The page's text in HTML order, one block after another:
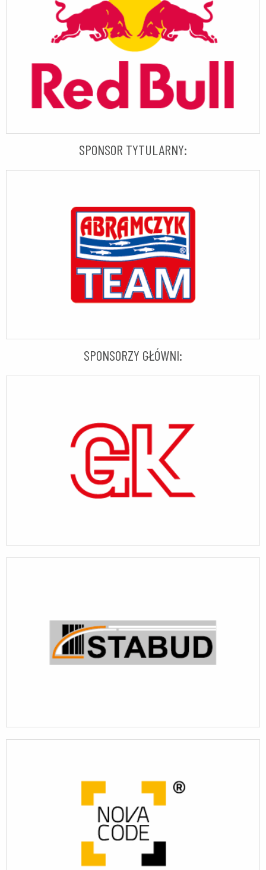
SPONSOR TYTULARNY:
SPONSORZY GŁÓWNI: